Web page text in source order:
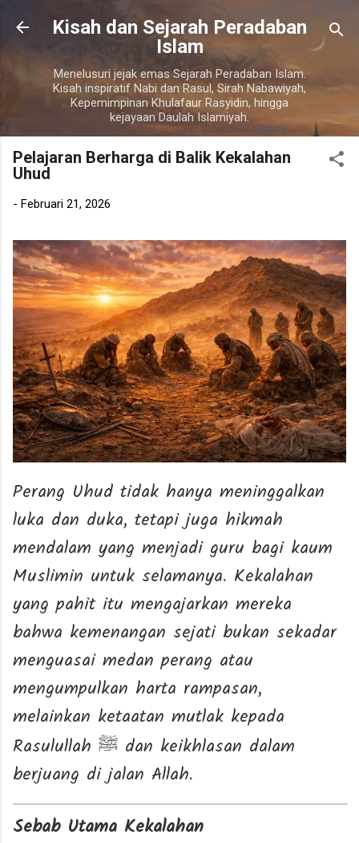
Langsung ke konten utama
Kisah dan Sejarah Peradaban
Islam
Menelusuri jejak emas Sejarah Peradaban Islam.
Kisah inspiratif Nabi dan Rasul, Sirah Nabawiyah,
Kepemimpinan Khulafaur Rasyidin, hingga
kejayaan Daulah Islamiyah.
Pelajaran Berharga di Balik Kekalahan
Uhud
- Februari 21, 2026
Perang Uhud tidak hanya meninggalkan
luka dan duka, tetapi juga hikmah
mendalam yang menjadi guru bagi kaum
Muslimin untuk selamanya. Kekalahan
yang pahit itu mengajarkan mereka
bahwa kemenangan sejati bukan sekadar
menguasai medan perang atau
mengumpulkan harta rampasan,
melainkan ketaatan mutlak kepada
Rasulullah ﷺ dan keikhlasan dalam
berjuang di jalan Allah.
Sebab Utama Kekalahan